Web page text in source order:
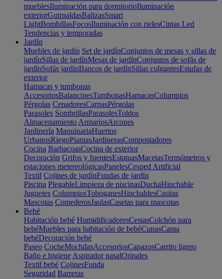
mueblesIluminación para dormitorioIluminación
exteriorGuirnaldasBalizasSmart
LightBombillasFocosIluminación con rielesCintas Led
Tendencias y temporadas
Jardín
Muebles de jardín Set de jardínConjuntos de mesas y sillas de
jardínSillas de jardínMesas de jardínConjuntos de sofás de
jardínSofás jardínBancos de jardínSillas colgantesEstufas de
exterior
Hamacas y tumbonas
AccesoriosBalancinesTumbonasHamacasColumpios
Pérgolas CenadoresCarpasPérgolas
Parasoles SombrillasParasolesToldos
Almacenamiento ArmariosArcones
Jardinería MaquinariaHuertos
UrbanosRiegoPlantasJardinerasCompostadores
Cocina BarbacoasCocina de exterior
Decoración Grifos y fuentesEstatuasMacetasTermómetros y
estaciones metereológicasPanelesCesped Artificial
Textil Cojines de jardínFundas de jardín
Piscina PlegableLimpieza de piscinasDuchaHinchable
Juguetes ColumpiosToboganesHinchablesCasitas
Mascotas ComederosJaulasCasetas para mascotas
Bebé
Habitación bebé HumidificadoresCestasColchón para
bebéMuebles para habitación de bebéCunasCama
bebéDecoración bebé
Paseo CocheMochilasAccesoriosCapazosCarrito ligero
Baño e higiene Aspirador nasalOrinales
Textil bebé CojinesFunda
Seguridad Barreras